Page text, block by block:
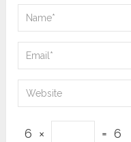
6 × = 6